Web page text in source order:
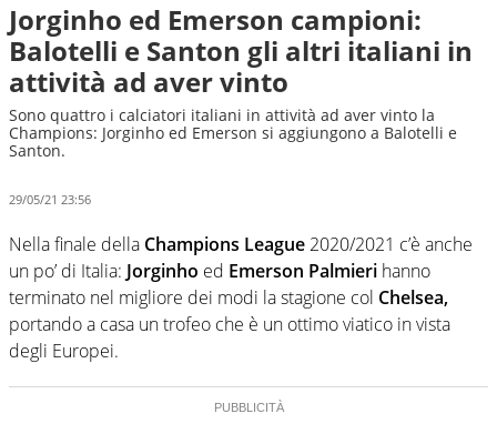
Jorginho ed Emerson campioni:
Balotelli e Santon gli altri italiani in
attività ad aver vinto
Sono quattro i calciatori italiani in attività ad aver vinto la
Champions: Jorginho ed Emerson si aggiungono a Balotelli e
Santon.
29/05/21 23:56
Nella finale della Champions League 2020/2021 c’è anche
un po’ di Italia: Jorginho ed Emerson Palmieri hanno
terminato nel migliore dei modi la stagione col Chelsea,
portando a casa un trofeo che è un ottimo viatico in vista
degli Europei.